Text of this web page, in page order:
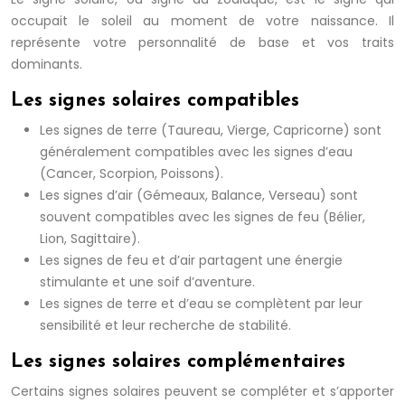
occupait le soleil au moment de votre naissance. Il
représente votre personnalité de base et vos traits
dominants.
Les signes solaires compatibles
Les signes de terre (Taureau, Vierge, Capricorne) sont
généralement compatibles avec les signes d’eau
(Cancer, Scorpion, Poissons).
Les signes d’air (Gémeaux, Balance, Verseau) sont
souvent compatibles avec les signes de feu (Bélier,
Lion, Sagittaire).
Les signes de feu et d’air partagent une énergie
stimulante et une soif d’aventure.
Les signes de terre et d’eau se complètent par leur
sensibilité et leur recherche de stabilité.
Les signes solaires complémentaires
Certains signes solaires peuvent se compléter et s’apporter